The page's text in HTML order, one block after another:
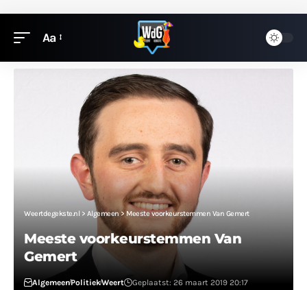
Aa
Weertdegekste.nl > Algemeen> Meeste voorkeurstemmen Van Gemert
Meeste voorkeurstemmen Van
Gemert
AlgemeenPolitiekWeert
Geplaatst: 26 maart 2019 20:17